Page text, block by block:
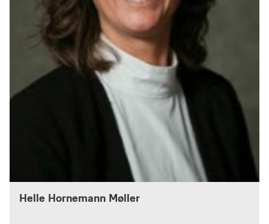
Helle Hornemann Møller